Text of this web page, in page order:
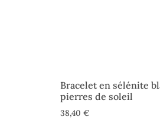
Bracelet en sélénite
pierres de soleil
38,40 €